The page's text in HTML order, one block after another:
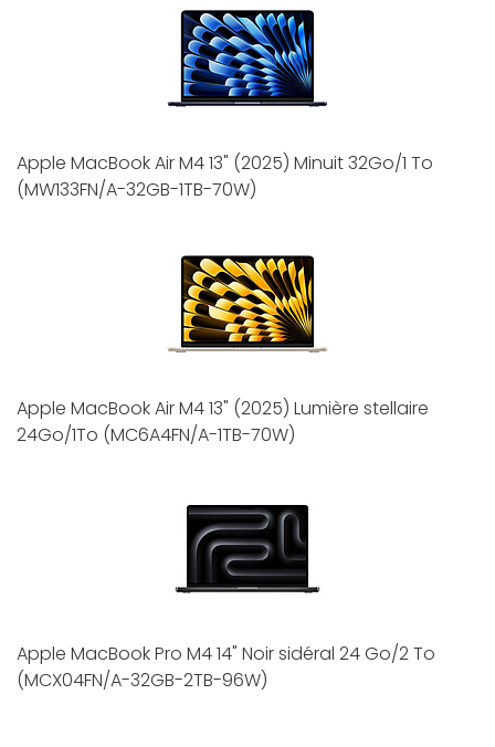
Apple MacBook Air M4 13" (2025) Minuit 32Go/1 To
(MW133FN/A-32GB-1TB-70W)
Apple MacBook Air M4 13" (2025) Lumière stellaire
24Go/1To (MC6A4FN/A-1TB-70W)
Apple MacBook Pro M4 14" Noir sidéral 24 Go/2 To
(MCX04FN/A-32GB-2TB-96W)